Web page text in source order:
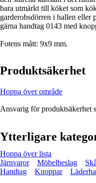
bara utmärkt till köket som
garderobsdörren i hallen eller
gärna handtag 0143 med
Fotens mått: 9x9 mm.
Produktsäkerhet
Hoppa över område
Ansvarig för produktsäkerhet
Ytterligare
Hoppa över lista
Järnvaror
Möbelbeslag
Handtag
Knoppar